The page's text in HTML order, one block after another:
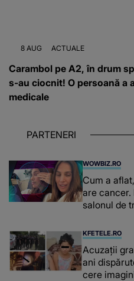
8 AUG ACTUALE
Carambol pe A2, în drum
s-au ciocnit! O persoană a
medicale
PARTENERI
WOWBIZ.RO
Cum a
are
salonul de
înțepe sânul”
KFETELE.RO
Acuzații
ani
cere